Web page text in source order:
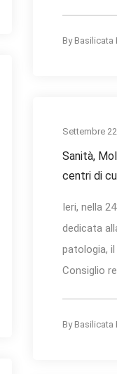
By Basilicata
Settembre
Sanità,
centri di
Ieri, nella
dedicata
patologia,
Consiglio
By Basilicata